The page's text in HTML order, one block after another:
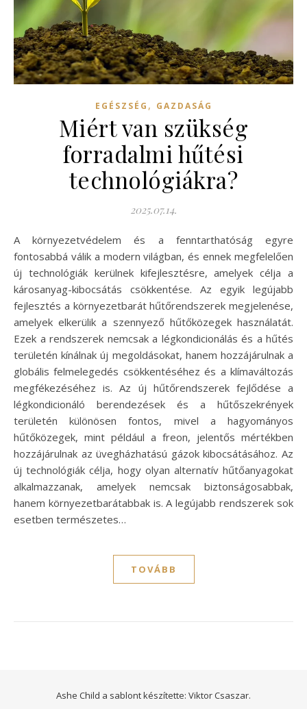
EGÉSZSÉG , GAZDASÁG
Miért van szükség
forradalmi hűtési
technológiákra?
2025.07.14.
A környezetvédelem és a fenntarthatóság egyre
fontosabbá válik a modern világban, és ennek megfelelően
új technológiák kerülnek kifejlesztésre, amelyek célja a
károsanyag-kibocsátás csökkentése. Az egyik legújabb
fejlesztés a környezetbarát hűtőrendszerek megjelenése,
amelyek elkerülik a szennyező hűtőközegek használatát.
Ezek a rendszerek nemcsak a légkondicionálás és a hűtés
területén kínálnak új megoldásokat, hanem hozzájárulnak a
globális felmelegedés csökkentéséhez és a klímaváltozás
megfékezéséhez is. Az új hűtőrendszerek fejlődése a
légkondicionáló berendezések és a hűtőszekrények
területén különösen fontos, mivel a hagyományos
hűtőközegek, mint például a freon, jelentős mértékben
hozzájárulnak az üvegházhatású gázok kibocsátásához. Az
új technológiák célja, hogy olyan alternatív hűtőanyagokat
alkalmazzanak, amelyek nemcsak biztonságosabbak,
hanem környezetbarátabbak is. A legújabb rendszerek sok
esetben természetes…
TOVÁBB
Ashe Child a sablont készítette: Viktor Csaszar.